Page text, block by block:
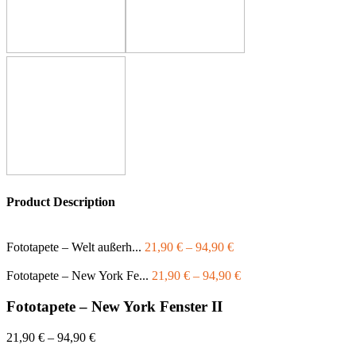
Product Description
Fototapete – Welt außerh... 21,90 € – 94,90 €
Fototapete – New York Fe... 21,90 € – 94,90 €
Fototapete – New York Fenster II
21,90 € – 94,90 €